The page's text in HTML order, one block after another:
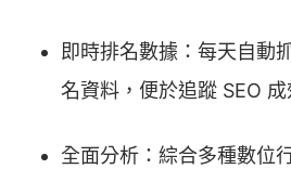
即時排名數據：每天自動
名資料，便於追蹤 SEO 成
全面分析：綜合多種數位